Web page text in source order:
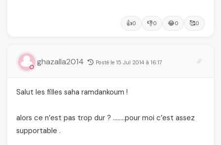
👍0 👎0 😂0 🥰0
ghazalla2014 Posté le 15 Jul 2014 à 16:17
Salut les filles saha ramdankoum !
alors ce n’est pas trop dur ? ……..pour moi c’est assez
supportable .